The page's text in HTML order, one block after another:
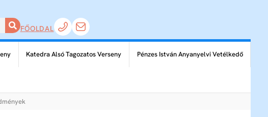
FŐOLDAL
Katedra Alsó Tagozatos Verseny Pénzes István Anyanyelvi Vetélkedő